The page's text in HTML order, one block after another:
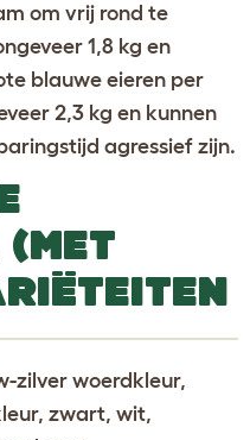
om vrij rond te
1,8 kg en
blauwe eieren per
2,3 kg en kunnen
agressief zijn.
zilver woerdkleur,
zwart, wit,